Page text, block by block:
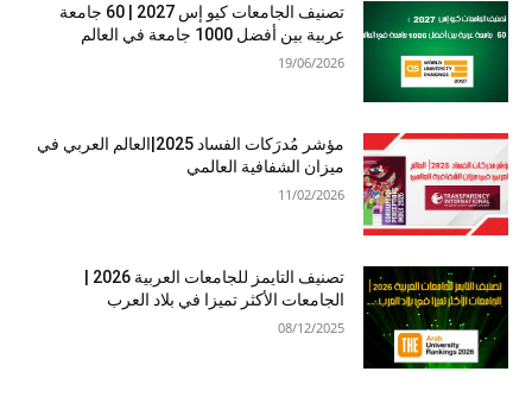
تصنيف الجامعات كيو إس 2027 | 60 جامعة
عربية بين أفضل 1000 جامعة في العالم
19/06/2026
مؤشر مُدرَكات الفساد 2025|العالم العربي في
ميزان الشفافية العالمي
11/02/2026
الجامعات الأكثر تميزا في بلاد العرب
08/12/2025